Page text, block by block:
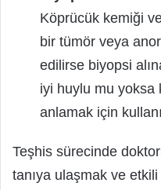
Köprücük kemiği
bir tümör veya
edilirse biyopsi
iyi huylu mu yoksa
anlamak için
Teşhis sürecinde
tanıya ulaşmak ve